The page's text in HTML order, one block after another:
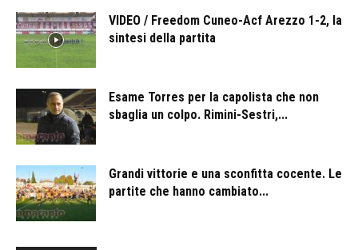
VIDEO / Freedom Cuneo-Acf Arezzo 1-2, la
sintesi della partita
Esame Torres per la capolista che non
sbaglia un colpo. Rimini-Sestri,...
Grandi vittorie e una sconfitta cocente. Le
partite che hanno cambiato...